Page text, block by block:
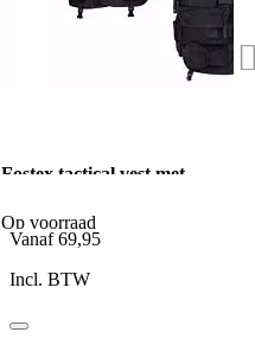
Fostex tactical vest met
Op voorraad
Vanaf 69,95
Incl. BTW